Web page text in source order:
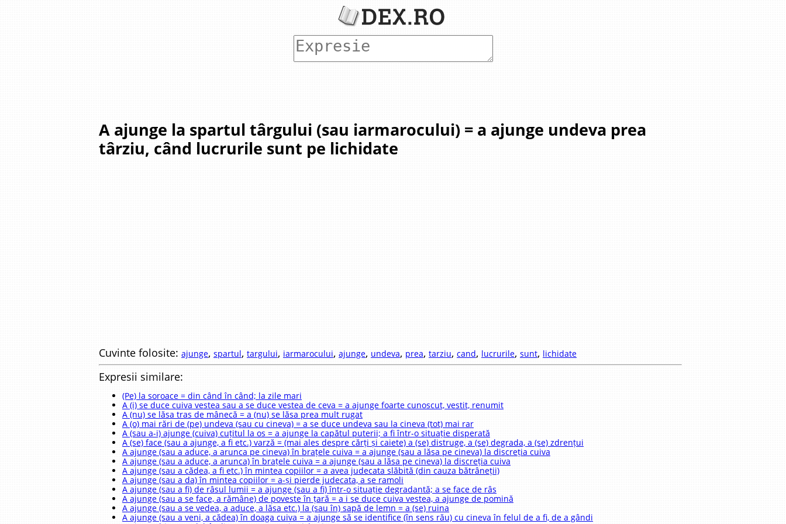
A ajunge la spartul târgului (sau iarmarocului) = a ajunge undeva prea
târziu, când lucrurile sunt pe lichidate
Cuvinte folosite: ajunge, spartul, targului, iarmarocului, ajunge, undeva, prea, tarziu, cand, lucrurile, sunt, lichidate
Expresii similare:
(Pe) la soroace = din când în când; la zile mari
A (i) se duce cuiva vestea sau a se duce vestea de ceva = a ajunge foarte cunoscut, vestit, renumit
A (nu) se lăsa tras de mânecă = a (nu) se lăsa prea mult rugat
A (o) mai rări de (pe) undeva (sau cu cineva) = a se duce undeva sau la cineva (tot) mai rar
A (sau a-i) ajunge (cuiva) cuțitul la os = a ajunge la capătul puterii; a fi într-o situație disperată
A (se) face (sau a ajunge, a fi etc.) varză = (mai ales despre cărți și caiete) a (se) distruge, a (se) degrada, a (se) zdrențui
A ajunge (sau a aduce, a arunca pe cineva) în brațele cuiva = a ajunge (sau a lăsa pe cineva) la discreția cuiva
A ajunge (sau a aduce, a arunca) în brațele cuiva = a ajunge (sau a lăsa pe cineva) la discreția cuiva
A ajunge (sau a cădea, a fi etc.) în mintea copiilor = a avea judecata slăbită (din cauza bătrâneții)
A ajunge (sau a da) în mintea copiilor = a-și pierde judecata, a se ramoli
A ajunge (sau a fi) de râsul lumii = a ajunge (sau a fi) într-o situație degradantă; a se face de râs
A ajunge (sau a se face, a rămâne) de poveste în țară = a i se duce cuiva vestea, a ajunge de pomină
A ajunge (sau a se vedea, a aduce, a lăsa etc.) la (sau în) sapă de lemn = a (se) ruina
A ajunge (sau a veni, a cădea) în doaga cuiva = a ajunge să se identifice (în sens rău) cu cineva în felul de a fi, de a gândi